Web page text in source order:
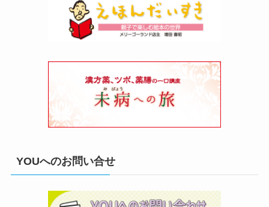
YOUへのお問い合せ